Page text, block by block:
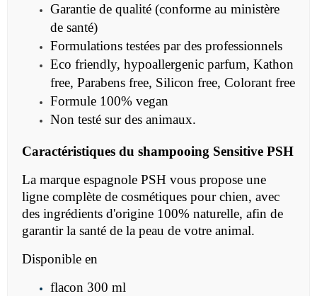
Garantie de qualité (conforme au ministère
de santé)
Formulations testées par des professionnels
Eco friendly, hypoallergenic parfum, Kathon
free, Parabens free, Silicon free, Colorant free
Formule 100% vegan
Non testé sur des animaux.
Caractéristiques du shampooing Sensitive PSH
La marque espagnole PSH vous propose une
ligne complète de cosmétiques pour chien, avec
des ingrédients d'origine 100% naturelle, afin de
garantir la santé de la peau de votre animal.
Disponible en
flacon 300 ml